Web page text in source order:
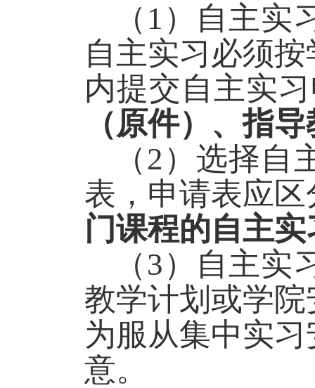
（ 1 ）自主实
自主实习必须
内提交自主实
（原件）、指
（ 2 ）选择自
表，申请表应区
门课程的自主
（ 3 ）自主实
教学计划或学
为服从集中实
意。